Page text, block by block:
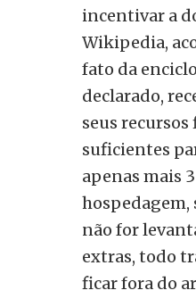
incentivar a
Wikipedia,
fato da
declarado,
seus
suficientes
apenas mais
hospedagem,
não for
extras, todo
ficar fora do